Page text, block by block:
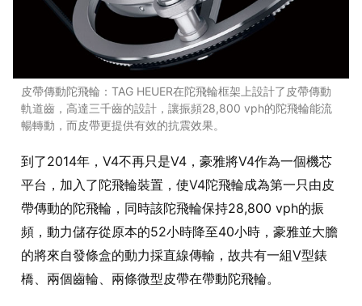
皮帶傳動陀飛輪：TAG HEUER在陀飛輪框架上設計了皮帶傳動
軌道齒，高達三千齒的設計，讓振頻28,800 vph的陀飛輪能流
暢轉動，而皮帶更提供有效的抗震效果。
到了2014年，V4不再只是V4，豪雅將V4作為一個機芯
平台，加入了陀飛輪裝置，使V4陀飛輪成為第一只由皮
帶傳動的陀飛輪，同時該陀飛輪保持28,800 vph的振
頻，動力儲存從原本的52小時降至40小時，豪雅並大膽
的將來自發條盒的動力採直線傳輸，故共有一組V型錶
橋、兩個齒輪、兩條微型皮帶在帶動陀飛輪。